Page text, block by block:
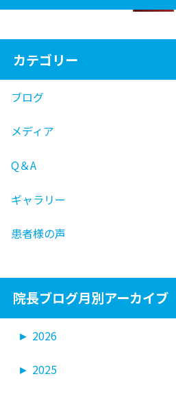
カテゴリー
ブログ
メディア
Q＆A
ギャラリー
患者様の声
院長ブログ月別アーカイブ
► 2026
► 2025